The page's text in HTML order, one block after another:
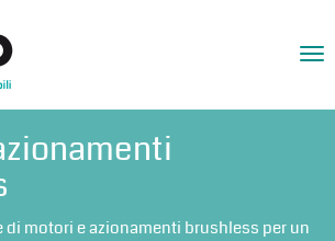
di motori e azionamenti brushless per un